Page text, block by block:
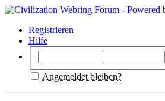
Registrieren
Hilfe
Angemeldet bleiben?